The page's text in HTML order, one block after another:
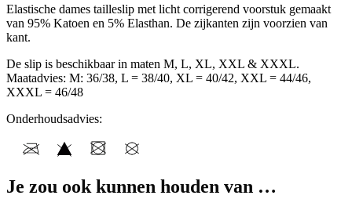
Elastische dames tailleslip met licht corrigerend voorstuk gemaakt
van 95% Katoen en 5% Elasthan. De zijkanten zijn voorzien van
kant.
De slip is beschikbaar in maten M, L, XL, XXL & XXXL.
Maatadvies: M: 36/38, L = 38/40, XL = 40/42, XXL = 44/46,
XXXL = 46/48
Onderhoudsadvies:
Je zou ook kunnen houden van …